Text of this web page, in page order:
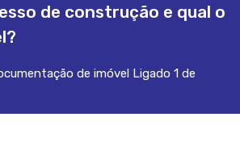
de construção e qual o
de imóvel Ligado 1 de